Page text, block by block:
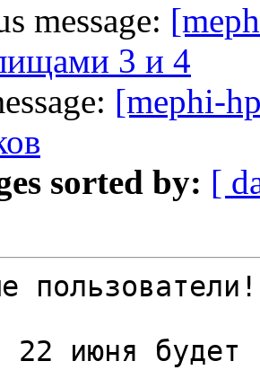
message:
3 и 4
[mephi-
sorted by: [
пользователи!
июня будет